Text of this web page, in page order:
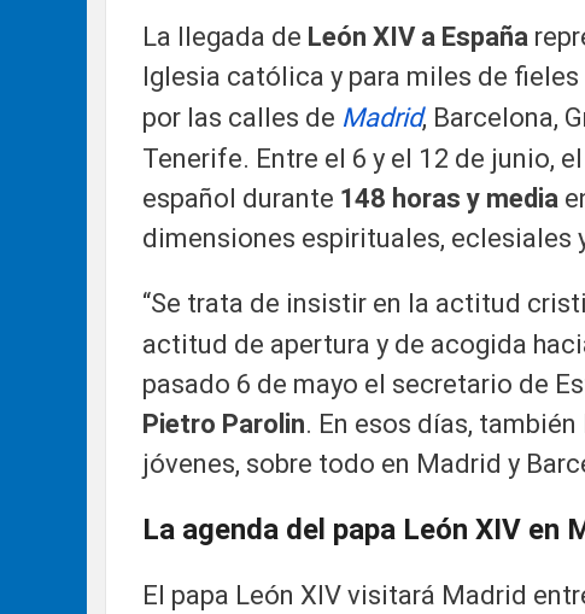
La llegada de León XIV a España
Iglesia católica y para miles de
por las calles de Madrid, Barcelona,
Tenerife. Entre el 6 y el 12 de junio,
español durante 148 horas y media
dimensiones espirituales, eclesiales
“Se trata de insistir en la actitud
actitud de apertura y de acogida
pasado 6 de mayo el secretario de
Pietro Parolin. En esos días,
jóvenes, sobre todo en Madrid y
La agenda del papa León XIV en
El papa León XIV visitará Madrid